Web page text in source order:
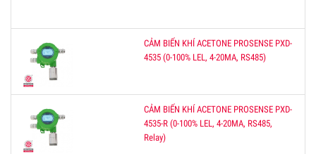
CẢM BIẾN KHÍ ACETONE PROSENSE PXD-
4535 (0-100% LEL, 4-20MA, RS485)
CẢM BIẾN KHÍ ACETONE PROSENSE PXD-
4535-R (0-100% LEL, 4-20MA, RS485,
Relay)